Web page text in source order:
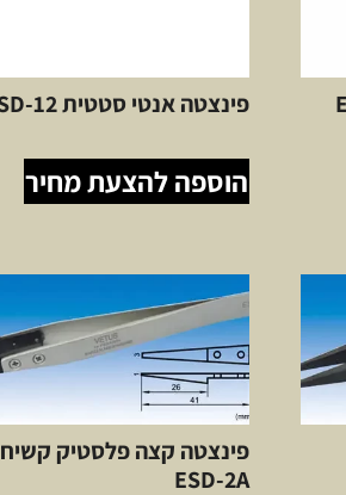
פינצטה אנטי סטטית ESD-12
הוספה להצעת מחיר
פינצטה קצה פלסטיק קשיח
ESD-2A